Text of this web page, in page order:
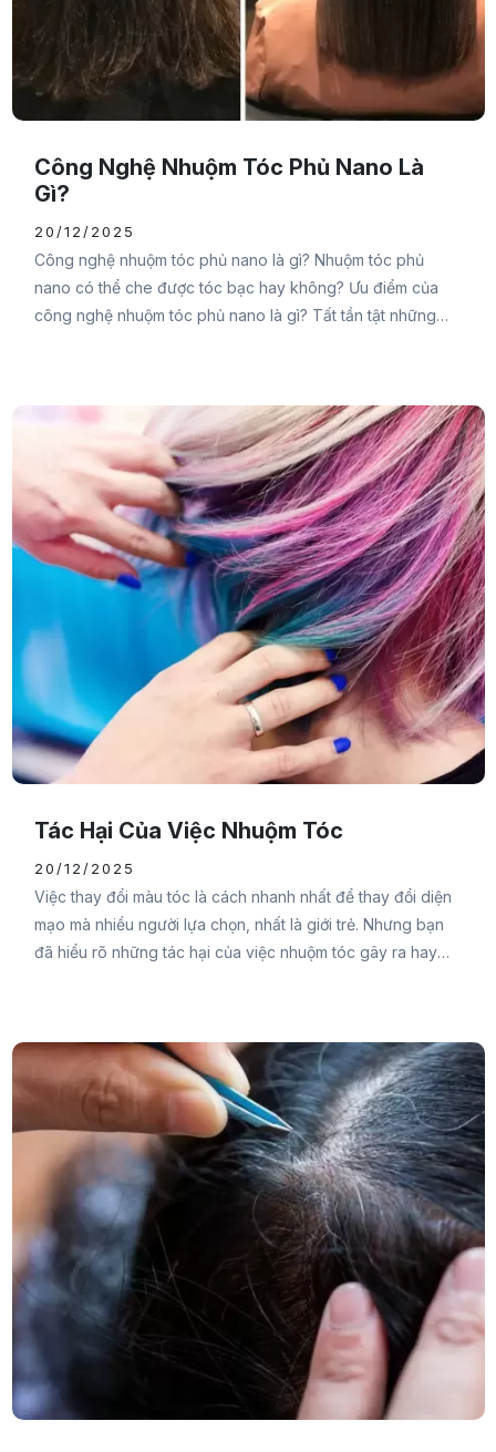
Công Nghệ Nhuộm Tóc Phủ Nano Là
Gì?
20/12/2025
Công nghệ nhuộm tóc phủ nano là gì? Nhuộm tóc phủ
nano có thể che được tóc bạc hay không? Ưu điểm của
công nghệ nhuộm tóc phủ nano là gì? Tất tần tật những
Tác Hại Của Việc Nhuộm Tóc
20/12/2025
Việc thay đổi màu tóc là cách nhanh nhất để thay đổi diện
mạo mà nhiều người lựa chọn, nhất là giới trẻ. Nhưng bạn
đã hiểu rõ những tác hại của việc nhuộm tóc gây ra hay